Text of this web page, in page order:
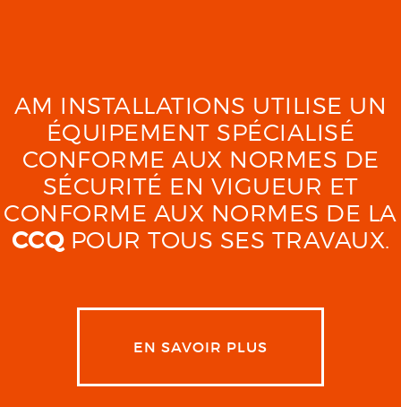
AM INSTALLATIONS UTILISE UN
ÉQUIPEMENT SPÉCIALISÉ
CONFORME AUX NORMES DE
SÉCURITÉ EN VIGUEUR ET
CONFORME AUX NORMES DE LA
CCQPOUR TOUS SES TRAVAUX.
EN SAVOIR PLUS